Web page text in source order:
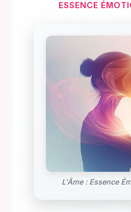
ESSENCE
L'Âme : Essence